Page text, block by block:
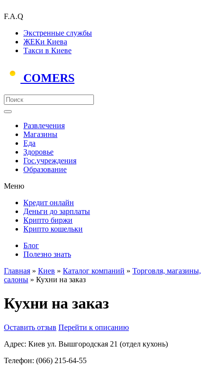
F.A.Q
Экстренные службы
ЖЕКи Киева
Такси в Киеве
COMERS
Развлечения
Магазины
Еда
Здоровье
Гос.учреждения
Образование
Меню
Кредит онлайн
Деньги до зарплаты
Крипто биржи
Крипто кошельки
Блог
Полезно знать
Главная » Киев » Каталог компаний » Торговля, магазины,
салоны » Кухни на заказ
Кухни на заказ
Оставить отзыв Перейти к описанию
Адрес: Киев ул. Вышгородская 21 (отдел кухонь)
Телефон: (066) 215-64-55